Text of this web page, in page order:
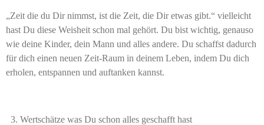
„Zeit die du Dir nimmst, ist die Zeit, die Dir etwas gibt.“ vielleicht
hast Du diese Weisheit schon mal gehört. Du bist wichtig, genauso
wie deine Kinder, dein Mann und alles andere. Du schaffst dadurch
für dich einen neuen Zeit-Raum in deinem Leben, indem Du dich
erholen, entspannen und auftanken kannst.
Wertschätze was Du schon alles geschafft hast